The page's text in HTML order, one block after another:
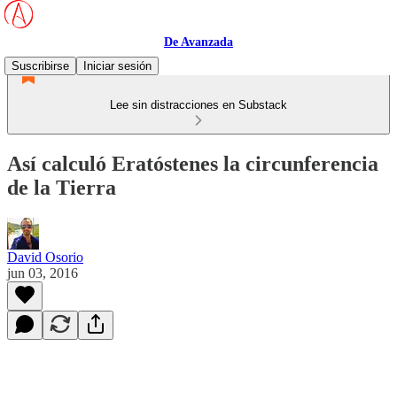
De Avanzada
Suscribirse
Iniciar sesión
Lee sin distracciones en Substack
Así calculó Eratóstenes la circunferencia
de la Tierra
David Osorio
jun 03, 2016